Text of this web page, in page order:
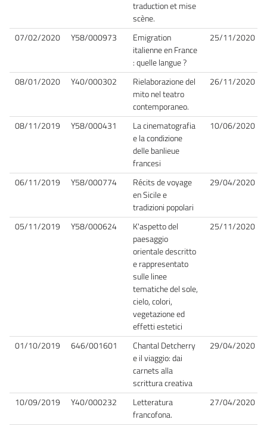
traduction et mise
scène.
07/02/2020 Y58/000973
Emigration
italienne en France
: quelle langue ?
25/11/2020
08/01/2020 Y40/000302
Rielaborazione del
mito nel teatro
contemporaneo.
26/11/2020
08/11/2019 Y58/000431
La cinematografia
e la condizione
delle banlieue
francesi
10/06/2020
06/11/2019 Y58/000774
Récits de voyage
en Sicile e
tradizioni popolari
29/04/2020
05/11/2019 Y58/000624
K'aspetto del
paesaggio
orientale descritto
e rappresentato
sulle linee
tematiche del sole,
cielo, colori,
vegetazione ed
effetti estetici
25/11/2020
01/10/2019 646/001601
Chantal Detcherry
e il viaggio: dai
carnets alla
scrittura creativa
29/04/2020
10/09/2019 Y40/000232
Letteratura
francofona.
27/04/2020